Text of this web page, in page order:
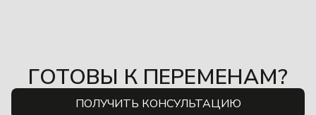
ГОТОВЫ К ПЕРЕМЕНАМ?
ПОЛУЧИТЬ КОНСУЛЬТАЦИЮ